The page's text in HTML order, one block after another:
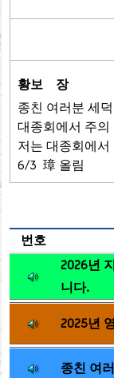
황보 장
종친 여러분 세
대종회에서 주
저는 대종회에
6/3 璋 올림
번호
2026년
니다.
2025년
종친 여